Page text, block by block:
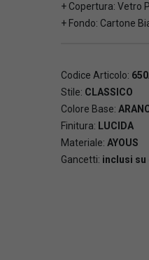
+ Copertura: Vetro
+ Fondo: Cartone
Codice Articolo:
Stile: CLASSICO
Colore Base:
Finitura: LUCIDA
Materiale: AYOUS
Gancetti: inclusi su